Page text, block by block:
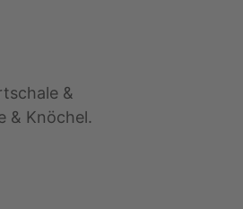
&
& Knöchel.